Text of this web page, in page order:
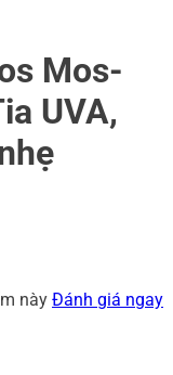
Mos-
UVA,
này Đánh giá ngay